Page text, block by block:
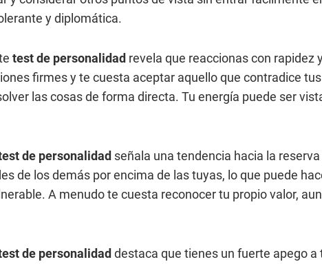
y diplomática.
test de personalidad revela que reaccionas con rapidez
firmes y te cuesta aceptar aquello que contradice
las cosas de forma directa. Tu energía puede ser
de personalidad señala una tendencia hacia la
de los demás por encima de las tuyas, lo que puede
A menudo te cuesta reconocer tu propio valor,
de personalidaddestaca que tienes un fuerte apego a